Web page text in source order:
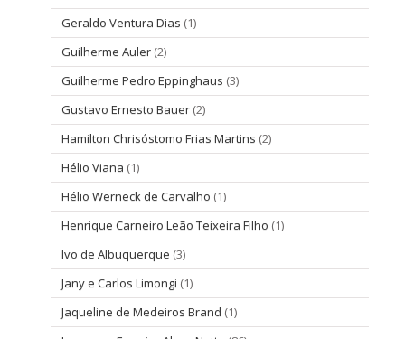
Geraldo Ventura Dias (1)
Guilherme Auler (2)
Guilherme Pedro Eppinghaus (3)
Gustavo Ernesto Bauer (2)
Hamilton Chrisóstomo Frias Martins (2)
Hélio Viana (1)
Hélio Werneck de Carvalho (1)
Henrique Carneiro Leão Teixeira Filho (1)
Ivo de Albuquerque (3)
Jany e Carlos Limongi (1)
Jaqueline de Medeiros Brand (1)